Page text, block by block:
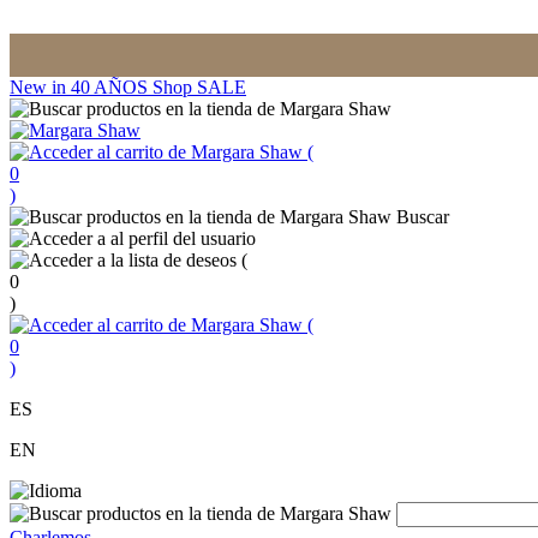
New in 40 AÑOS Shop SALE
(
0
)
Buscar
(
0
)
(
0
)
ES
EN